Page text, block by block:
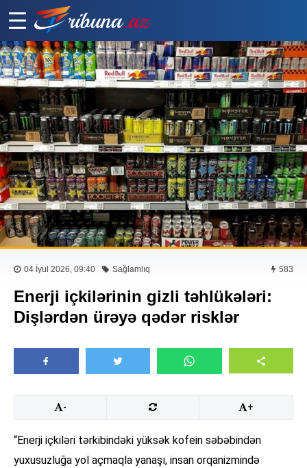
04 İyul 2026, 09:40 Sağlamlıq 583
Enerji içkilərinin gizli təhlükələri:
Dişlərdən ürəyə qədər risklər
- +
“Enerji içkiləri tərkibindəki yüksək kofein səbəbindən
yuxusuzluğa yol açmaqla yanaşı, insan orqanizmində